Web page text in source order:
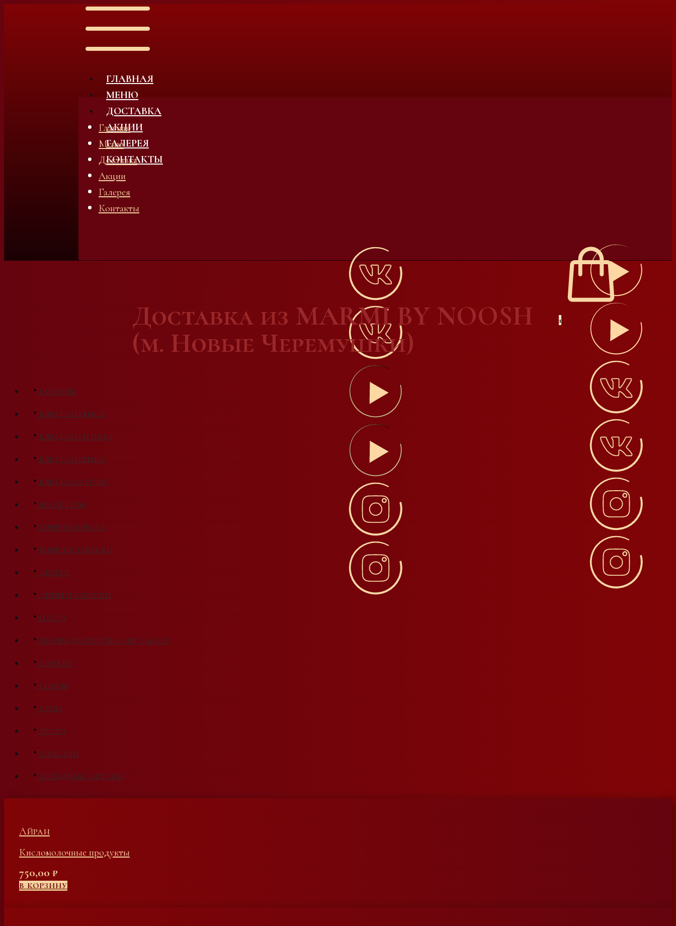
ГЛАВНАЯ
МЕНЮ
ДОСТАВКА
АКЦИИ
ГАЛЕРЕЯ
КОНТАКТЫ
Главная
Меню
Доставка
Акции
Галерея
Контакты
1
Доставка из MARMI BY NOOSH
(м. Новые Черемушки)
ГАРНИРЫ
БЛЮДА ИЗ МЯСА
БЛЮДА ИЗ ПТИЦЫ
БЛЮДА ИЗ РЫБЫ
БЛЮДА НА УГЛЯХ
БРУСКЕТТЫ
ГОРЯЧИЕ БЛЮДА
ГОРЯЧИЕ ЗАКУСКИ
ДЕСЕРТ
ДИПЫ И ЗАКУСКИ
ПАСТА
ПО ПРЕДВАРИТЕЛЬНОМУ ЗАКАЗУ
САЛАТЫ
СОУСЫ
СУПЫ
ТЕСТО
ХИНКАЛИ
ХОЛОДНЫЕ ЗАКУСКИ
Айран
Кисломолочные продукты
750,00 ₽
В КОРЗИНУ